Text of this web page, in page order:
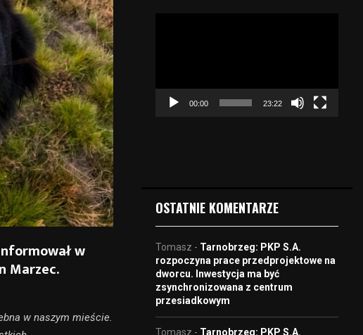
w
Marzec.
w naszym mieście.
e
o
00:00 23:22
OSTATNIE KOMENTARZE
Tomasz - Tarnobrzeg: PKP S.A.
rozpoczyna prace przedprojektowe na
dworcu. Inwestycja ma być
zsynchronizowana z centrum
przesiadkowym
Tomasz - Tarnobrzeg: PKP S.A.